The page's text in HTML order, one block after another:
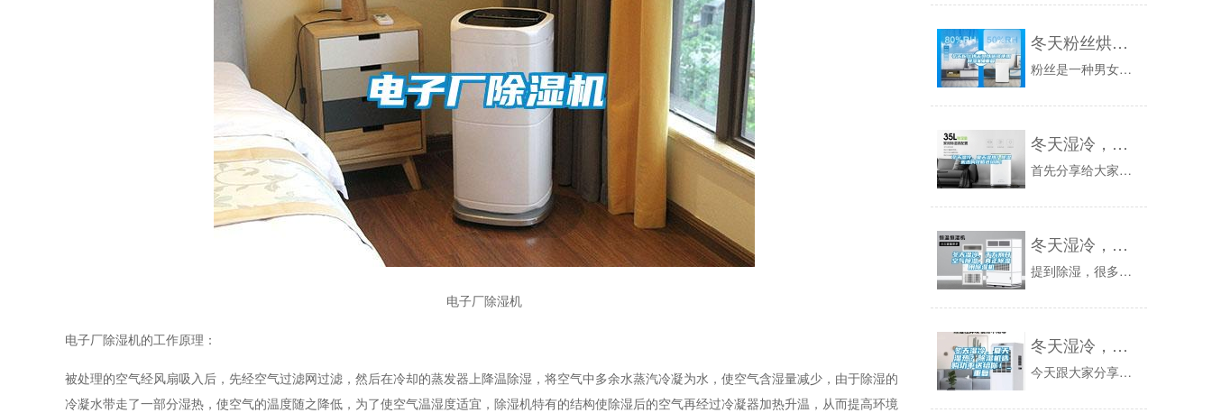
电子厂除湿机
电子厂除湿机的工作原理：
被处理的空气经风扇吸入后，先经空气过滤网过滤，然后在冷却的蒸发器上降温除湿，将空气中多余水蒸汽冷凝为水，使空气含湿量减少，由于除湿的
冷凝水带走了一部分湿热，使空气的温度随之降低，为了使空气温湿度适宜，除湿机特有的结构使除湿后的空气再经过冷凝器加热升温，从而提高环境
冬天粉丝烘干可以选择使用除湿机_重复
粉丝是一种男女老少都喜欢的食物之一，并且不同的地方制作的方式也不同叫法也不相同，南方粉丝最好吃的还是米粉，北方的则是粉条多些，比如猪肉炖粉条...
冬天湿冷，夏天湿热？除湿机选购攻略送给你！
首先分享给大家5个选购要点。1.选择适合自己的除湿量目前家用除湿机的日除湿量多在6L到50L之间，我们根据自己的房屋面积去选择对应的除湿量。...
冬天湿冷，千万别开空气除湿，真正除湿用除湿机
提到除湿，很多人会说：我家空调就有除湿功能，没必要花冤枉钱再去购买一台除湿机。但空调除湿大家真正了解吗？下面由小编带大家一起看下空调除湿的原...
冬天湿冷，夏天湿热？除湿机选购功率送给你！_重复
今天跟大家分享除湿机如何选！首先分享给大家5个选购要点。1.选择适合自己的除湿量目前家用除湿机的日除湿量多在6L到50L之间，我们根据自己的...